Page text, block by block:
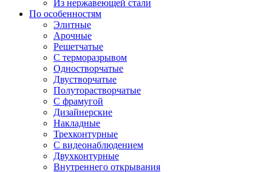
Из нержавеющей стали
По особенностям
Элитные
Арочные
Решетчатые
С терморазрывом
Одностворчатые
Двустворчатые
Полуторастворчатые
С фрамугой
Дизайнерские
Накладные
Трехконтурные
С видеонаблюдением
Двухконтурные
Внутреннего открывания